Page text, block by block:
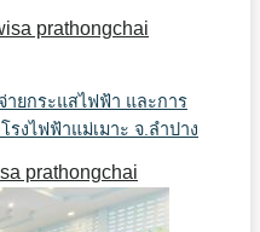
prathongchai
ายกระแสไฟฟ้า และการ
งไฟฟ้าแม่เมาะ จ.ลำปาง
prathongchai